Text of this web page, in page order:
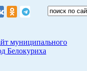
муниципального
Белокуриха